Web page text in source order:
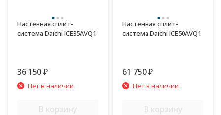
Настенная сплит-
система Daichi ICE35AVQ1
36 150 ₽
Нет в наличии
В корзину
Настенная сплит-
система Daichi ICE50AVQ1
61 750 ₽
Нет в наличии
В корзину